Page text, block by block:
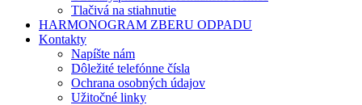
Tlačivá na stiahnutie
HARMONOGRAM ZBERU ODPADU
Kontakty
Napíšte nám
Dôležité telefónne čísla
Ochrana osobných údajov
Užitočné linky